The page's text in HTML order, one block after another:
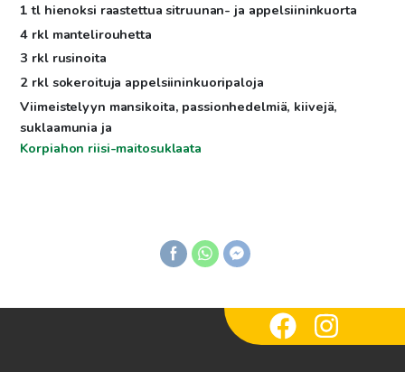
1 tl hienoksi raastettua sitruunan- ja appelsiininkuorta
4 rkl mantelirouhetta
3 rkl rusinoita
2 rkl sokeroituja appelsiininkuoripaloja
Viimeistelyyn mansikoita, passionhedelmiä, kiivejä,
suklaamunia ja
Korpiahon riisi-maitosuklaata